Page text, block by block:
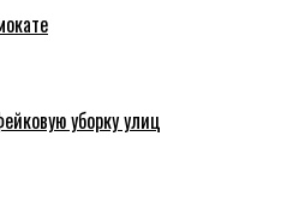
уборку улиц